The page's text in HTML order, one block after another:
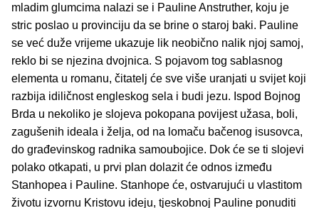
mladim glumcima nalazi se i Pauline Anstruther, koju je
stric poslao u provinciju da se brine o staroj baki. Pauline
se već duže vrijeme ukazuje lik neobično nalik njoj samoj,
reklo bi se njezina dvojnica. S pojavom tog sablasnog
elementa u romanu, čitatelj će sve više uranjati u svijet koji
razbija idiličnost engleskog sela i budi jezu. Ispod Bojnog
Brda u nekoliko je slojeva pokopana povijest užasa, boli,
zagušenih ideala i želja, od na lomaču bačenog isusovca,
do građevinskog radnika samoubojice. Dok će se ti slojevi
polako otkapati, u prvi plan dolazit će odnos između
Stanhopea i Pauline. Stanhope će, ostvarujući u vlastitom
životu izvornu Kristovu ideju, tjeskobnoj Pauline ponuditi